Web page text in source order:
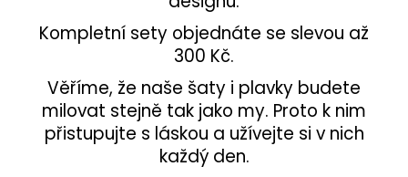
Kompletní sety objednáte se slevou až
300 Kč.
Věříme, že naše šaty i plavky budete
milovat stejně tak jako my. Proto k nim
přistupujte s láskou a užívejte si v nich
každý den.